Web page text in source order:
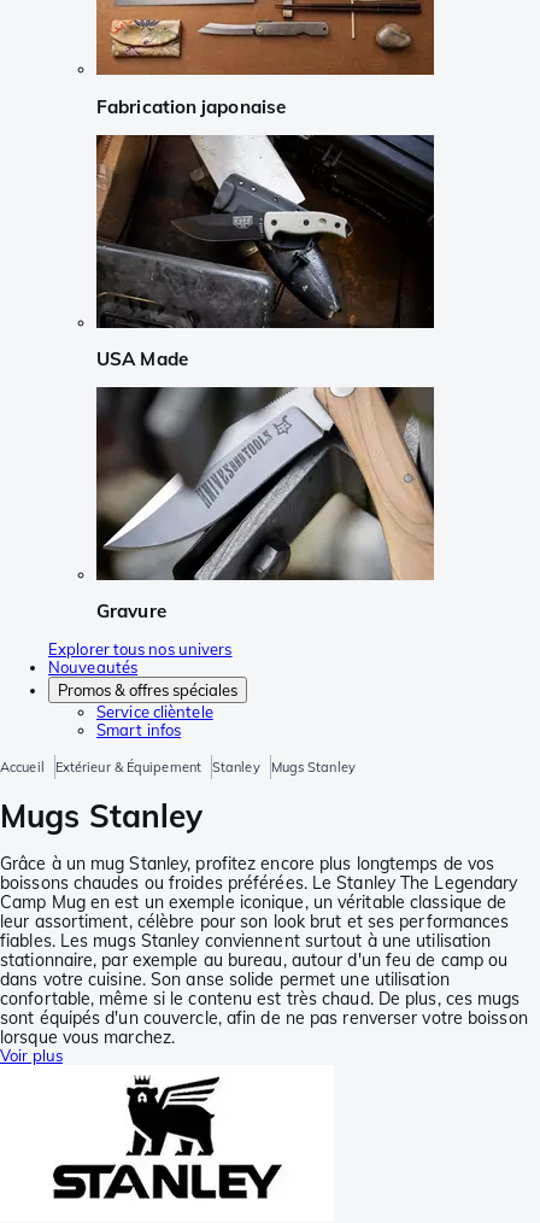
Fabrication japonaise
USA Made
Gravure
Explorer tous nos univers
Nouveautés
Promos & offres spéciales
Service clièntele
Smart infos
Accueil Extérieur & Équipement Stanley Mugs Stanley
Mugs Stanley
Grâce à un mug Stanley, profitez encore plus longtemps de vos
boissons chaudes ou froides préférées. Le Stanley The Legendary
Camp Mug en est un exemple iconique, un véritable classique de
leur assortiment, célèbre pour son look brut et ses performances
fiables. Les mugs Stanley conviennent surtout à une utilisation
stationnaire, par exemple au bureau, autour d'un feu de camp ou
dans votre cuisine. Son anse solide permet une utilisation
confortable, même si le contenu est très chaud. De plus, ces mugs
sont équipés d'un couvercle, afin de ne pas renverser votre boisson
lorsque vous marchez.
Voir plus